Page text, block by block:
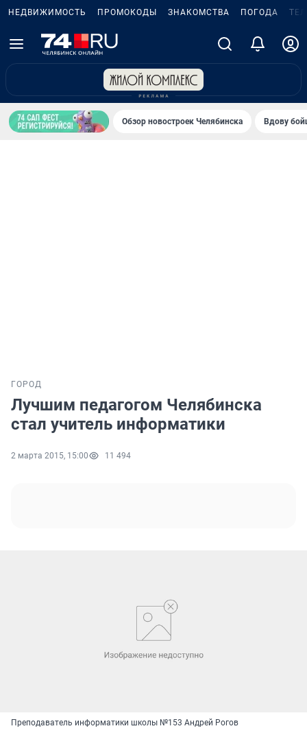
НЕДВИЖИМОСТЬ ПРОМОКОДЫ ЗНАКОМСТВА ПОГОДА
Обзор новостроек Челябинска Вдову
ГОРОД
Лучшим педагогом Челябинска
стал учитель информатики
2 марта 2015, 15:00 11 494
Преподаватель информатики школы №153 Андрей Рогов